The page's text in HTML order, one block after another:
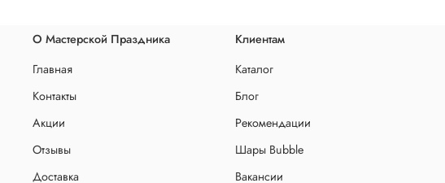
О Мастерской Праздника
Главная
Контакты
Акции
Отзывы
Доставка
Клиентам
Каталог
Блог
Рекомендации
Шары Bubble
Вакансии